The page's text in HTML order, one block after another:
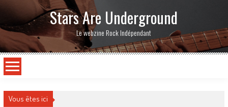
Stars Are Underground
Le webzine Rock Indépendant
Vous êtes ici